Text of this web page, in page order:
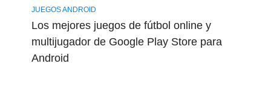
JUEGOS ANDROID
Los mejores juegos de fútbol online y
multijugador de Google Play Store para
Android